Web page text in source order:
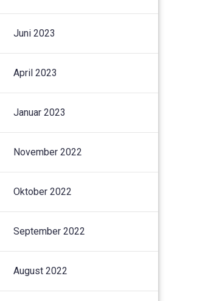
Juni 2023
April 2023
Januar 2023
November 2022
Oktober 2022
September 2022
August 2022